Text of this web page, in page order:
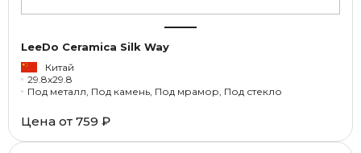
LeeDo Ceramica Silk Way
Китай
29.8x29.8
Под металл, Под камень, Под мрамор, Под стекло
Цена от 759 ₽